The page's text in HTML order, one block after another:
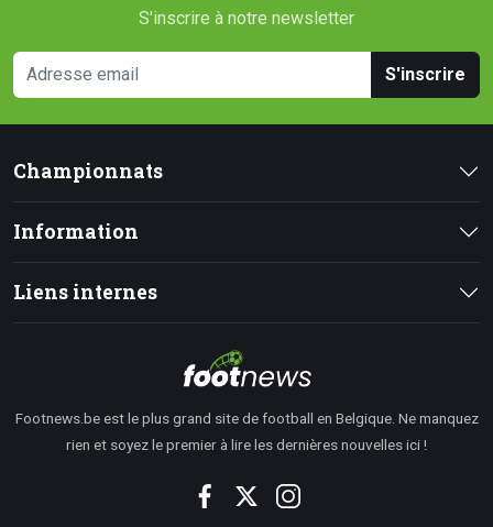
S'inscrire à notre newsletter
S'inscrire
Championnats
Information
Liens internes
Footnews.be est le plus grand site de football en Belgique. Ne manquez
rien et soyez le premier à lire les dernières nouvelles ici !